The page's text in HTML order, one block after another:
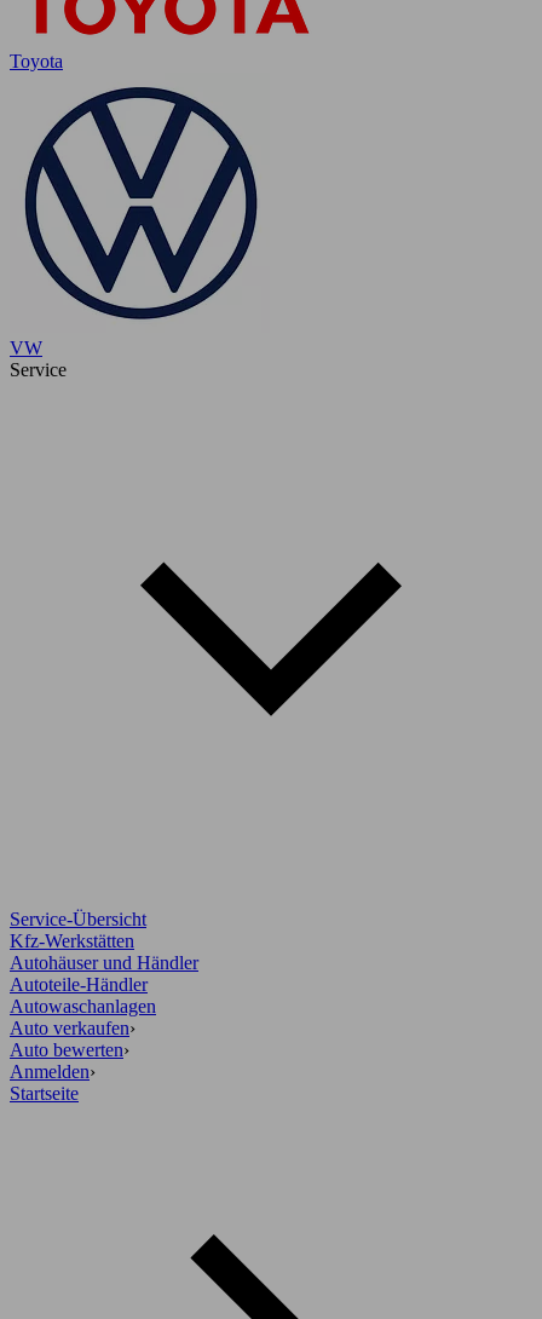
Toyota
VW
Service
Service-Übersicht
Kfz-Werkstätten
Autohäuser und Händler
Autoteile-Händler
Autowaschanlagen
Auto verkaufen›
Auto bewerten›
Anmelden›
Startseite